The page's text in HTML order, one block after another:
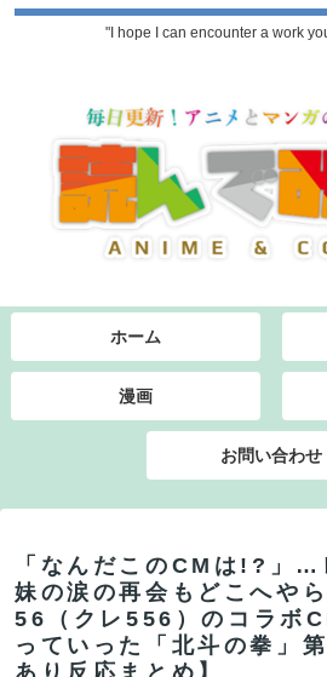
"I hope I can encounter a work
ホーム
漫画
お問い合わせ
「なんだこのCMは!?」…
妹の涙の再会もどこへや
56（クレ556）のコラボ
っていった「北斗の拳」